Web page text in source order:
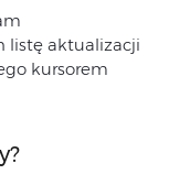
listę aktualizacji
kursorem